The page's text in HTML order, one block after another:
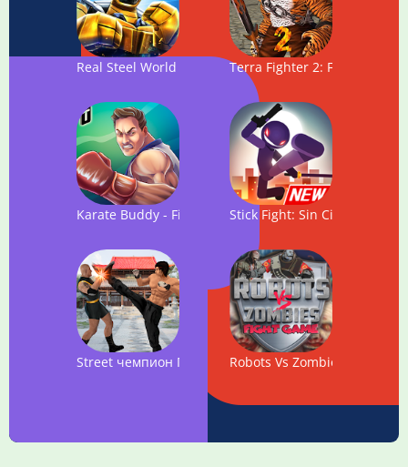
Real Steel World Robot BoxingTerra Fighter 2: Fight Begins
Karate Buddy - Fight for Domination
Stick Fight: Sin City
Street чемпион Герои: кунг Фу Игры
Robots Vs Zombies: Fight